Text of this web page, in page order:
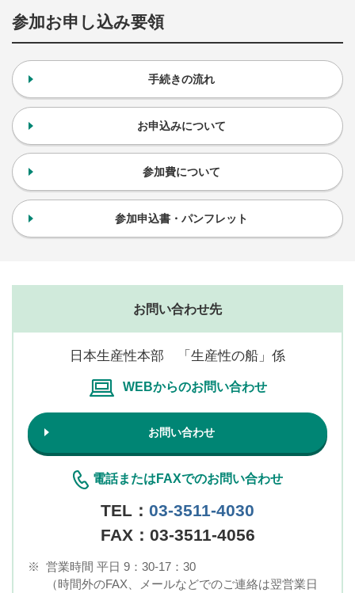
参加お申し込み要領
手続きの流れ
お申込みについて
参加費について
参加申込書・パンフレット
お問い合わせ先
日本生産性本部 「生産性の船」係
WEBからのお問い合わせ
お問い合わせ
電話またはFAXでのお問い合わせ
TEL： 03-3511-4030
FAX：03-3511-4056
※ 営業時間 平日 9：30-17：30
（時間外のFAX、メールなどでのご連絡は翌営業日